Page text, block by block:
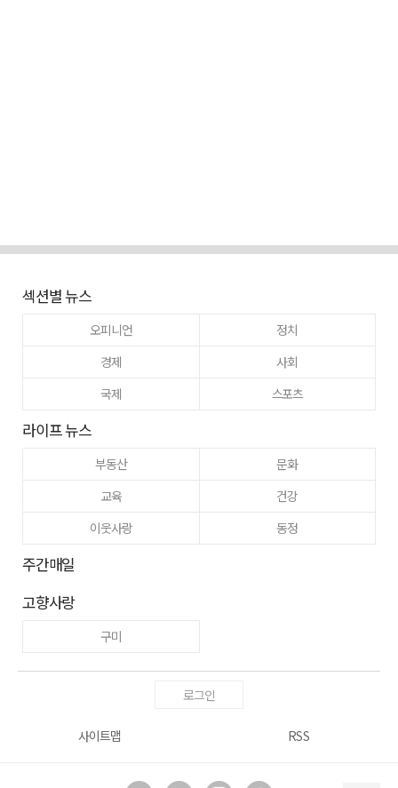
섹션별 뉴스
오피니언
정치
경제
사회
국제
스포츠
라이프 뉴스
부동산
문화
교육
건강
이웃사랑
동정
주간매일
고향사랑
구미
로그인
사이트맵 RSS